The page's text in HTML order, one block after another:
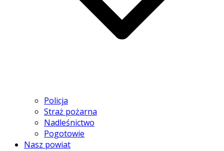
Policja
Straż pożarna
Nadleśnictwo
Pogotowie
Nasz powiat